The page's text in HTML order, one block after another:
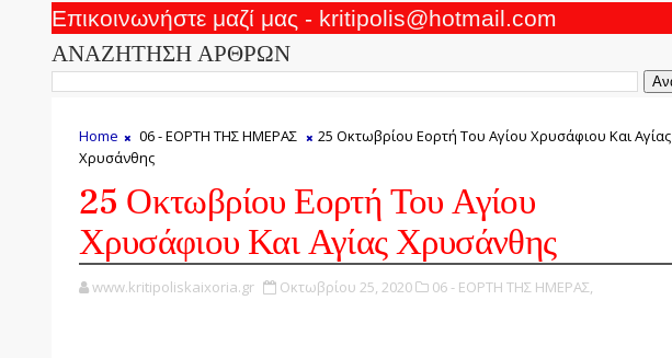
Επικοινωνήστε μαζί μας - kritipolis@hotmail.com
ΑΝΑΖΗΤΗΣΗ ΑΡΘΡΩΝ
Home 06 - ΕΟΡΤΗ ΤΗΣ ΗΜΕΡΑΣ
25 Οκτωβρίου Εορτή Του Αγίου Χρυσάφιου Και Αγίας
Χρυσάνθης
25 Οκτωβρίου Εορτή Του Αγίου
Χρυσάφιου Και Αγίας Χρυσάνθης
www.kritipoliskaixoria.gr Οκτωβρίου 25, 2020 06 - ΕΟΡΤΗ ΤΗΣ ΗΜΕΡΑΣ,